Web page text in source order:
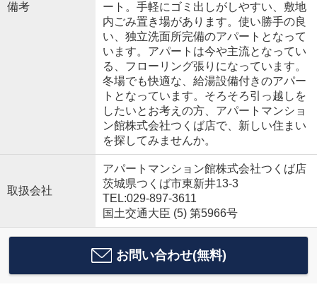
備考
ート。手軽にゴミ出しがしやすい、敷地
内ごみ置き場があります。使い勝手の良
い、独立洗面所完備のアパートとなって
います。アパートは今や主流となってい
る、フローリング張りになっています。
冬場でも快適な、給湯設備付きのアパー
トとなっています。そろそろ引っ越しを
したいとお考えの方、アパートマンショ
ン館株式会社つくば店で、新しい住まい
を探してみませんか。
取扱会社
アパートマンション館株式会社つくば店
茨城県つくば市東新井13-3
TEL:029-897-3611
国土交通大臣 (5) 第5966号
お問い合わせ(無料)